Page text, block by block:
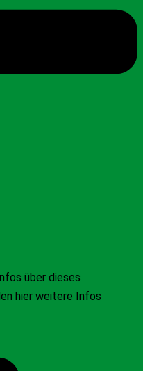
über dieses
hier weitere Infos